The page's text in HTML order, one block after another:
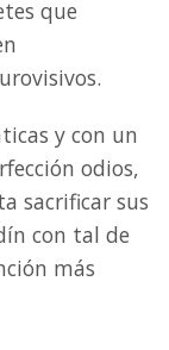
que
y con un
odios,
sacrificar sus
con tal de
más